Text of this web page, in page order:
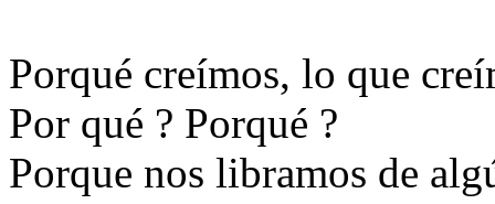
Porqué creímos, lo que
Por qué ? Porqué ?
Porque nos libramos de